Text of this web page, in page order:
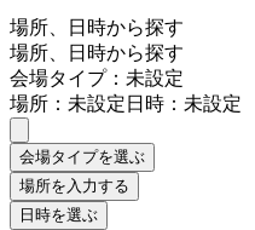
場所、日時から探す
場所、日時から探す
会場タイプ：未設定
場所：未設定日時：未設定
会場タイプを選ぶ
場所を入力する
日時を選ぶ